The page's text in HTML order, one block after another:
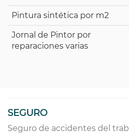
Pintura sintética por m2
Jornal de Pintor por
reparaciones varias
SEGURO
Seguro de accidentes del